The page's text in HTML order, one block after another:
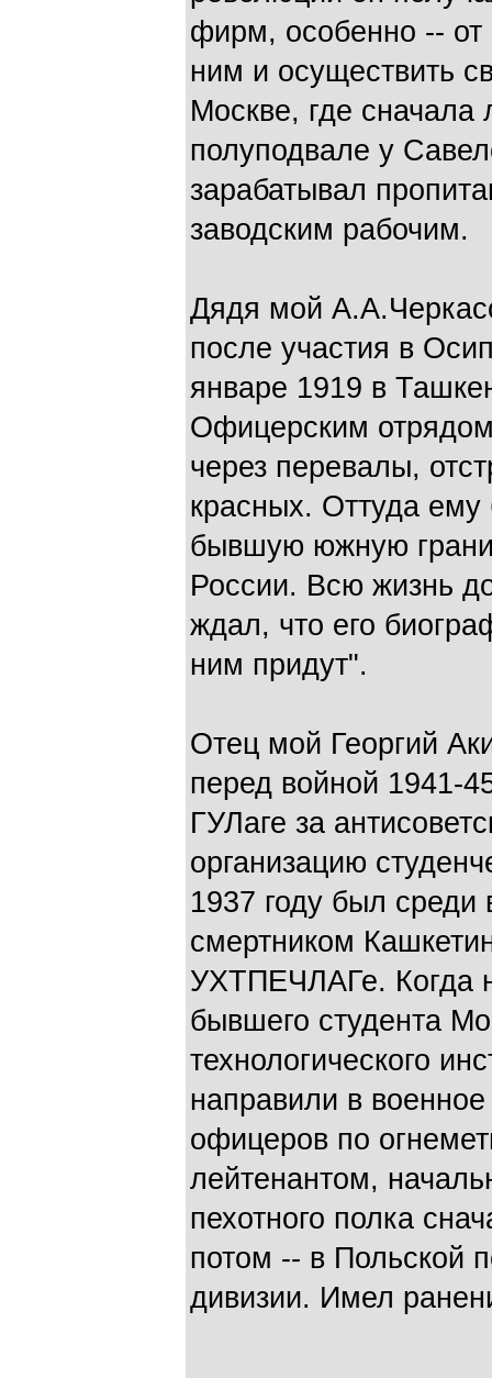
фирм, особенно -- от
ним и осуществить
Москве, где
полуподвале у
зарабатывал
заводским рабочим.
Дядя мой
после участия в
январе 1919 в
Офицерским
через перевалы,
красных. Оттуда ему
бывшую южную
России. Всю жизнь
ждал, что его
ним придут".
Отец мой Георгий
перед войной 1941-
ГУЛаге за
организацию
1937 году был
смертником
УХТПЕЧЛАГе. Когда
бывшего студента
технологического
направили в
офицеров по
лейтенантом,
пехотного полка
потом -- в Польской
дивизии. Имел